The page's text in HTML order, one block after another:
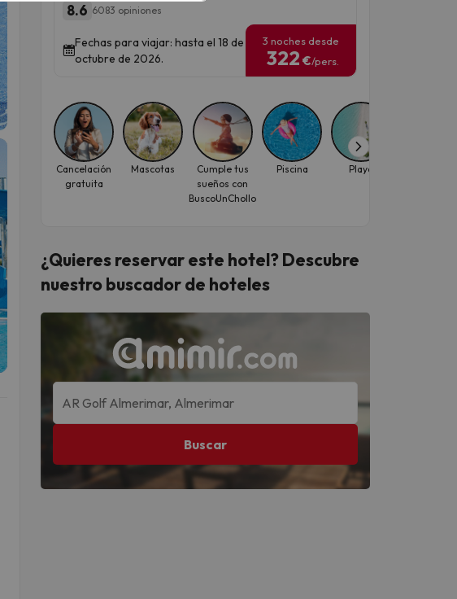
8.6 6083 opiniones
Fechas para viajar: hasta el 18 de
octubre de 2026.
3 noches desde
322 €/pers.
Cancelación
gratuita
Mascotas
Cumple tus
sueños con
BuscoUnChollo
Piscina Playa
¿Quieres reservar este hotel? Descubre
nuestro buscador de hoteles
Buscar